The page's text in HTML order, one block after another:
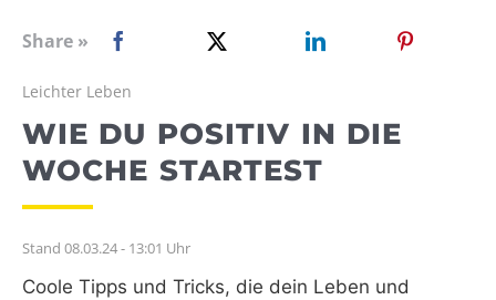
WEBRADIO
Share »
Leichter Leben
WIE DU POSITIV IN DIE
WOCHE STARTEST
Stand 08.03.24 - 13:01 Uhr
Coole Tipps und Tricks, die dein Leben und